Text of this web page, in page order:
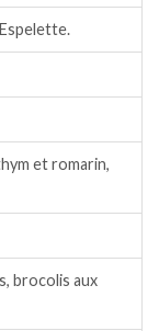
et romarin,
brocolis aux